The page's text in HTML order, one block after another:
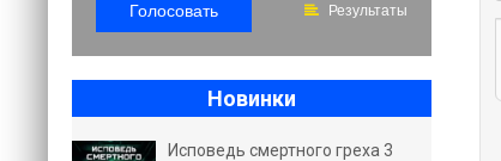
Голосовать Результаты
Новинки
Исповедь смертного греха 3